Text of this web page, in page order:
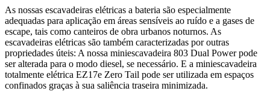
As nossas escavadeiras elétricas a bateria são especialmente
adequadas para aplicação em áreas sensíveis ao ruído e a gases de
escape, tais como canteiros de obra urbanos noturnos. As
escavadeiras elétricas são também caracterizadas por outras
propriedades úteis: A nossa miniescavadeira 803 Dual Power pode
ser alterada para o modo diesel, se necessário. E a miniescavadeira
totalmente elétrica EZ17e Zero Tail pode ser utilizada em espaços
confinados graças à sua saliência traseira minimizada.